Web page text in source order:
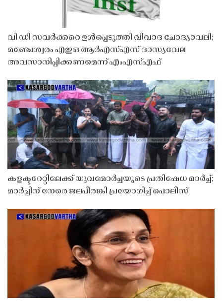
വി ഡി സവർക്കറെ ഉൾപ്പെടുത്തി വിവാദ ചോദ്യാവലി;
മഞ്ചേശ്വരം എഇഒ ആർഎസ്എസ് ദാസ്യവേല
അവസാനിപ്പിക്കണമെന്ന് എംഎസ്എഫ്
കളക്ടറേറ്റിലേക്ക് യുവമോർച്ചയുടെ പ്രതിഷേധ മാർച്ച്;
മാർച്ചിന് നേരെ ജലപീരങ്കി പ്രയോഗിച്ച് പൊലീസ്